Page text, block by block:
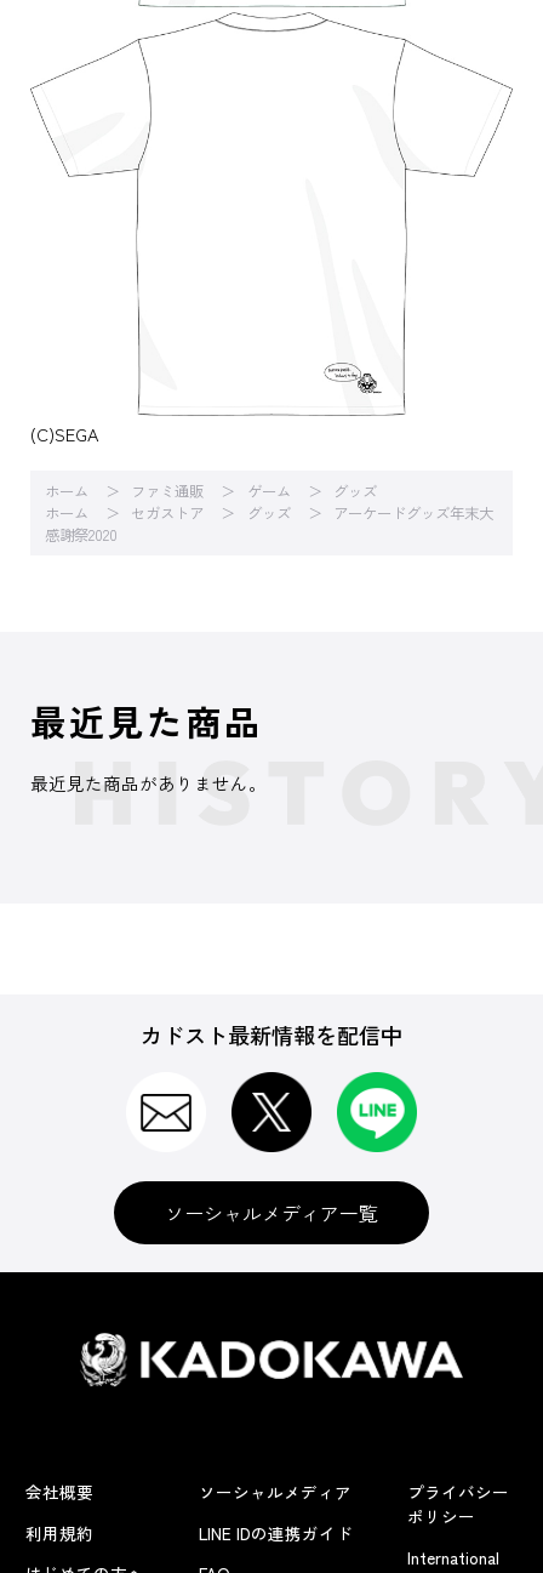
(C)SEGA
ホーム ファミ通販 ゲーム
グッズ
ホーム
セガストア グッズ
アーケードグッズ年末大
感謝祭2020
最近見た商品
最近見た商品がありません。
カドスト最新情報を配信中
ソーシャルメディア一覧
会社概要
利用規約
ソーシャルメディア
LINE IDの連携ガイド
プライバシー
ポリシー
International